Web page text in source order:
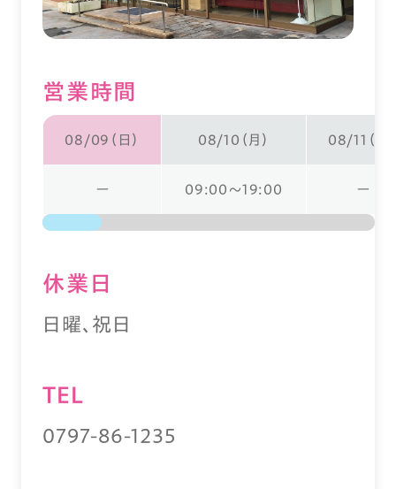
営業時間
08/09（日） 08/10（月） 08/11（火
ー 09:00～19:00 ー
休業⽇
日曜、祝日
TEL
0797-86-1235